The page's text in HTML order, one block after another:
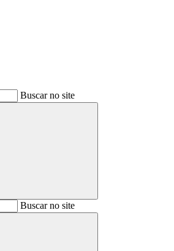
Buscar no site
BuscarBuscar no site